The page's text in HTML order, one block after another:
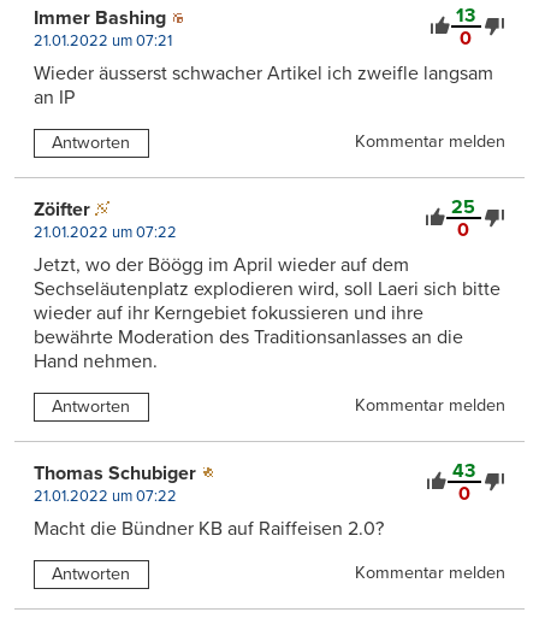
13
0
Immer Bashing
21.01.2022 um 07:21
Wieder äusserst schwacher Artikel ich zweifle langsam
an IP
Antworten Kommentar melden
25
0
Zöifter
21.01.2022 um 07:22
Jetzt, wo der Böögg im April wieder auf dem
Sechseläutenplatz explodieren wird, soll Laeri sich bitte
wieder auf ihr Kerngebiet fokussieren und ihre
bewährte Moderation des Traditionsanlasses an die
Hand nehmen.
Antworten Kommentar melden
43
0
Thomas Schubiger
21.01.2022 um 07:22
Macht die Bündner KB auf Raiffeisen 2.0?
Antworten Kommentar melden